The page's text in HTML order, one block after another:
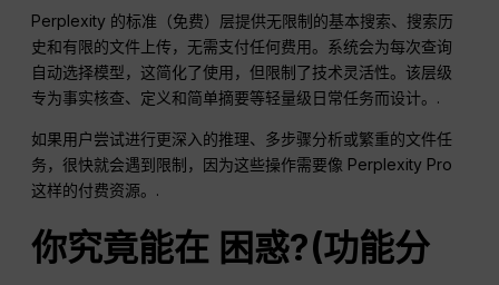
Perplexity 的标准（免费）层提供无限制的基本搜索、搜索历
史和有限的文件上传，无需支付任何费用。系统会为每次查询
自动选择模型，这简化了使用，但限制了技术灵活性。该层级
专为事实核查、定义和简单摘要等轻量级日常任务而设计。.
如果用户尝试进行更深入的推理、多步骤分析或繁重的文件任
务，很快就会遇到限制，因为这些操作需要像 Perplexity Pro
这样的付费资源。.
你究竟能在 困惑?(功能分